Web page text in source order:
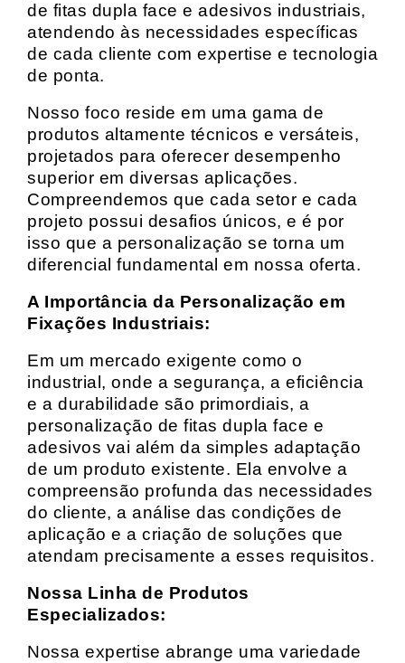
de fitas dupla face e adesivos industriais,
atendendo às necessidades específicas
de cada cliente com expertise e tecnologia
de ponta.
Nosso foco reside em uma gama de
produtos altamente técnicos e versáteis,
projetados para oferecer desempenho
superior em diversas aplicações.
Compreendemos que cada setor e cada
projeto possui desafios únicos, e é por
isso que a personalização se torna um
diferencial fundamental em nossa oferta.
A Importância da Personalização em
Fixações Industriais:
Em um mercado exigente como o
industrial, onde a segurança, a eficiência
e a durabilidade são primordiais, a
personalização de fitas dupla face e
adesivos vai além da simples adaptação
de um produto existente. Ela envolve a
compreensão profunda das necessidades
do cliente, a análise das condições de
aplicação e a criação de soluções que
atendam precisamente a esses requisitos.
Nossa Linha de Produtos
Especializados:
Nossa expertise abrange uma variedade